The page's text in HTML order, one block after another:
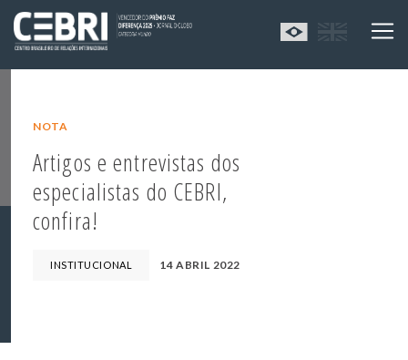
NOTA
Artigos e entrevistas dos
especialistas do CEBRI,
confira!
INSTITUCIONAL 14 ABRIL 2022